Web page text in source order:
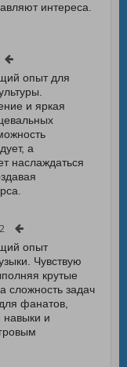
интереса.
опыт для
и яркая
а
наслаждаться
опыт
Чувствую
крутые
сложность задач
фанатов,
навыки и